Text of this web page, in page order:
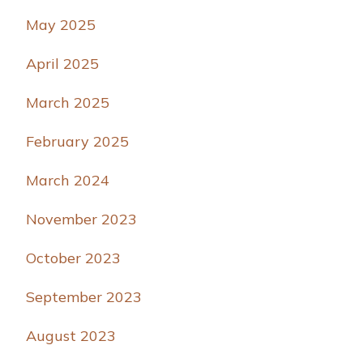
May 2025
April 2025
March 2025
February 2025
March 2024
November 2023
October 2023
September 2023
August 2023